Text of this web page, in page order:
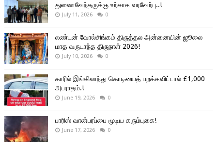
துணைவேந்தருக்கு உற்சாக வரவேற்பு..!
July 11, 2026 0
லண்டன் வோல்சிங்கம் திருத்தல அன்னையின் ஜூலை
மாத வருடாந்த திருநாள் 2026!
July 10, 2026 0
காரில் இங்கிலாந்து கொடியைத் பறக்கவிட்டால் £1,000
அபராதம்.!
June 19, 2026 0
பாரிஸ் வான்பரப்பை மூடிய கரும்புகை!
June 17, 2026 0